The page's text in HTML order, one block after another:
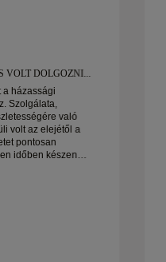
VOLT DOLGOZNI...
a házassági
Szolgálata,
való
volt az elejétől a
pontosan
időben készen